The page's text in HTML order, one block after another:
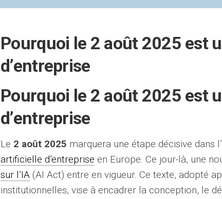
Pourquoi le 2 août 2025 est
d’entreprise
Pourquoi le 2 août 2025 est
d’entreprise
Le 2 août 2025 marquera une étape décisive dans
artificielle d’entreprise en Europe. Ce jour-là, une
sur l’IA (AI Act) entre en vigueur. Ce texte, adopté
institutionnelles, vise à encadrer la conception, le